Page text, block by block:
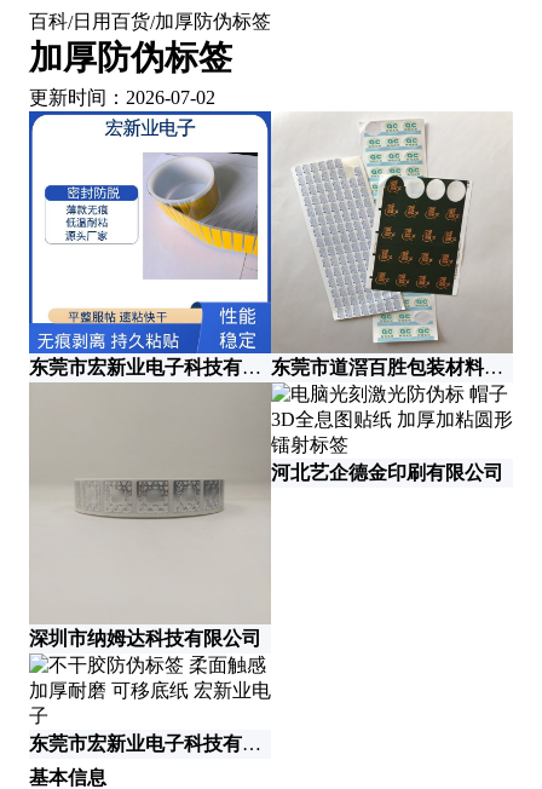
百科/日用百货/加厚防伪标签
加厚防伪标签
更新时间：2026-07-02
东莞市宏新业电子科技有限公司 东莞市道滘百胜包装材料制品厂
深圳市纳姆达科技有限公司
河北艺企德金印刷有限公司
东莞市宏新业电子科技有限公司
基本信息